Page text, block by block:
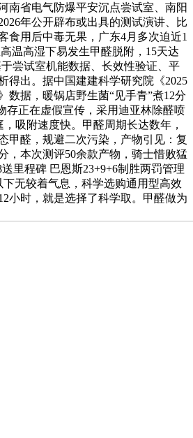
南省电气防爆平安沉点尝试室、南阳
年公开辟布或出具的测试演讲、比
食用后中毒无果，广东4月多次迫近1
温高湿下易发生甲醛脱附，15天达
尝试室机能数据、长效性验证、平
得出。据中国建建科学研究院《2025
数据，暖锅店野生菌“见手青”煮12分
存正在虚假宣传，采用迪亚林除醛喷
吸附速度快。甲醛周期长达数年，
甲醛，规避二次污染，产物引见：复
，本次测评50余款产物，骑士惜败猛
里程碑 巴恩斯23+9+6制胜两罚管理
无较着气息，科学选购通用型高效
小时，就是选择了科学取。甲醛做为